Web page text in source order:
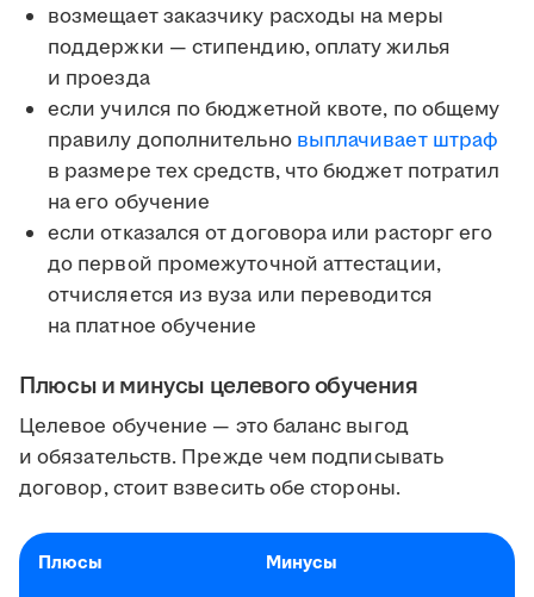
возмещает заказчику расходы на меры
поддержки — стипендию, оплату жилья
и проезда
если учился по бюджетной квоте, по общему
правилу дополнительновыплачивает штраф
в размере тех средств, что бюджет потратил
на его обучение
если отказался от договора или расторг его
до первой промежуточной аттестации,
отчисляется из вуза или переводится
на платное обучение
Плюсы и минусы целевого обучения
Целевое обучение — это баланс выгод
и обязательств. Прежде чем подписывать
договор, стоит взвесить обе стороны.
Плюсы Минусы